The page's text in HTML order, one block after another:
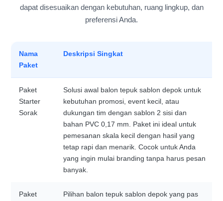
dapat disesuaikan dengan kebutuhan, ruang lingkup, dan
preferensi Anda.
Nama
Paket
Deskripsi Singkat
Paket
Starter
Sorak
Solusi awal balon tepuk sablon depok untuk
kebutuhan promosi, event kecil, atau
dukungan tim dengan sablon 2 sisi dan
bahan PVC 0,17 mm. Paket ini ideal untuk
pemesanan skala kecil dengan hasil yang
tetap rapi dan menarik. Cocok untuk Anda
yang ingin mulai branding tanpa harus pesan
banyak.
Paket
Pilihan balon tepuk sablon depok yang pas